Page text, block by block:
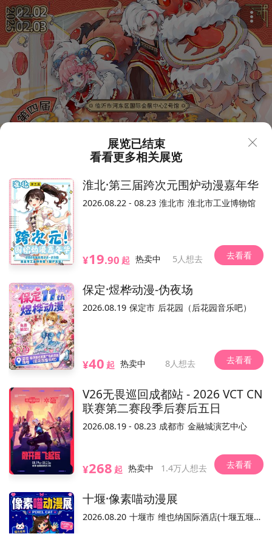
临沂·第四届琅琊游戏动漫嘉
年华
2025.02.02-02.03（以现场为准）
2191人想去
临沂国际会展中心
不可退 可换票 可转赠 电子票/兑换票
参展嘉宾(9) 全部
呦猫 嗦芒果核 夏奇拉 虎纹章鱼 月半子
活动介绍
容和合规手续由主办方负责。 温馨提示：本平台仅作为本活动票务
已结束
展览已结束
看看更多相关展览
淮北·第三届跨次元围炉动漫嘉年华
2026.08.22 - 08.23 淮北市 淮北市工业博物馆
¥19.90 起 热卖中 5人想去 去看看
保定·煜桦动漫-伪夜场
2026.08.19 保定市 后花园（后花园音乐吧）
¥40 起 热卖中 8人想去 去看看
V26无畏巡回成都站 - 2026 VCT CN
联赛第二赛段季后赛后五日
2026.08.19 - 08.23 成都市 金融城演艺中心
¥268 起 热卖中 1.4万人想去 去看看
十堰·像素喵动漫展
2026.08.20 十堰市 维也纳国际酒店(十堰五堰步行街店)